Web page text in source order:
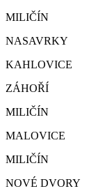
MILIČÍN
NASAVRKY
KAHLOVICE
ZÁHOŘÍ
MILIČÍN
MALOVICE
MILIČÍN
NOVÉ DVORY